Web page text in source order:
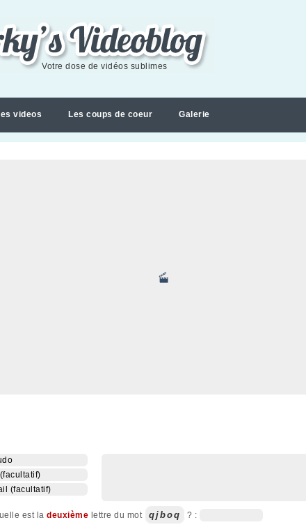
videoblog
Votre dose de vidéos sublimes
videos Les coups de coeur Galerie
est la deuxième lettre du mot qjboq ? :